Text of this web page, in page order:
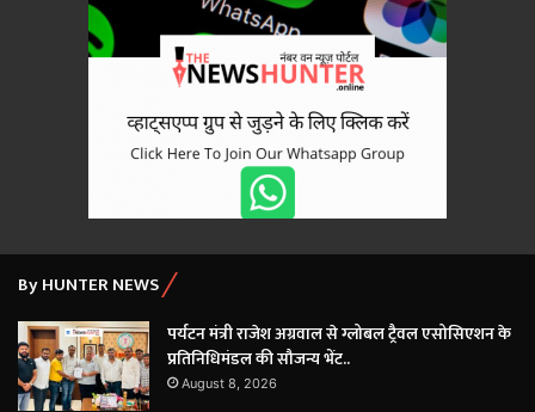
By HUNTER NEWS
पर्यटन मंत्री राजेश अग्रवाल से ग्लोबल ट्रैवल एसोसिएशन के
प्रतिनिधिमंडल की सौजन्य भेंट..
August 8, 2026